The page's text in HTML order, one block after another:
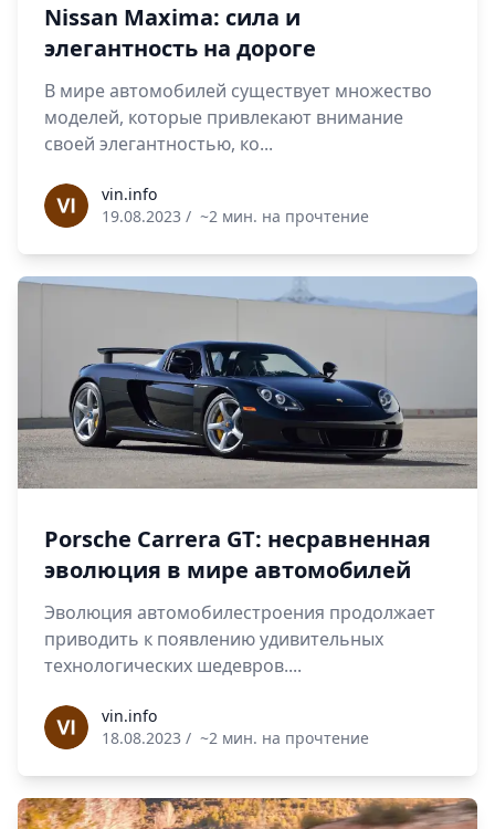
Nissan Maxima: сила и
элегантность на дороге
В мире автомобилей существует множество
моделей, которые привлекают внимание
своей элегантностью, ко...
vin.infovin.info
19.08.2023 / ~2 мин. на прочтение
Porsche Carrera GT: несравненная
эволюция в мире автомобилей
Эволюция автомобилестроения продолжает
приводить к появлению удивительных
технологических шедевров....
vin.infovin.info
18.08.2023 / ~2 мин. на прочтение